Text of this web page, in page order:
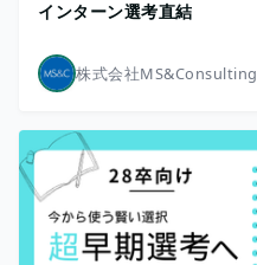
インターン選考直結
株式会社MS&Consulting